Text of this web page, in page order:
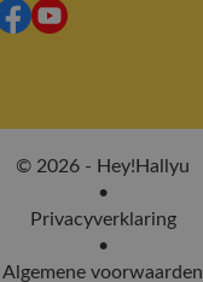
© 2026 - Hey!Hallyu
•
Privacyverklaring
•
Algemene voorwaarden